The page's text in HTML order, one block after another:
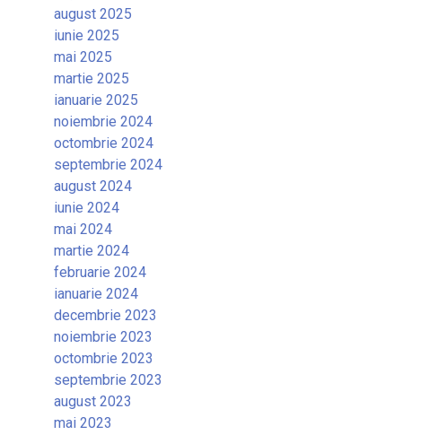
august 2025
iunie 2025
mai 2025
martie 2025
ianuarie 2025
noiembrie 2024
octombrie 2024
septembrie 2024
august 2024
iunie 2024
mai 2024
martie 2024
februarie 2024
ianuarie 2024
decembrie 2023
noiembrie 2023
octombrie 2023
septembrie 2023
august 2023
mai 2023